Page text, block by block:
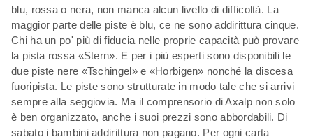
blu, rossa o nera, non manca alcun livello di difficoltà. La
maggior parte delle piste è blu, ce ne sono addirittura cinque.
Chi ha un po' più di fiducia nelle proprie capacità può provare
la pista rossa «Stern». E per i più esperti sono disponibili le
due piste nere «Tschingel» e «Horbigen» nonché la discesa
fuoripista. Le piste sono strutturate in modo tale che si arrivi
sempre alla seggiovia. Ma il comprensorio di Axalp non solo
è ben organizzato, anche i suoi prezzi sono abbordabili. Di
sabato i bambini addirittura non pagano. Per ogni carta